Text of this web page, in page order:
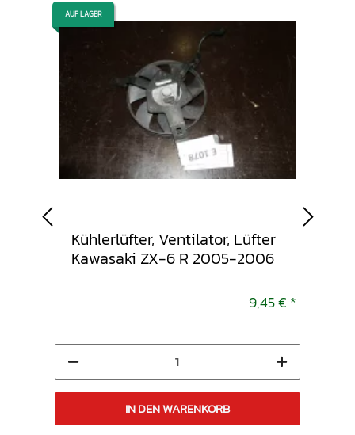
AUF LAGER
Kühlerlüfter, Ventilator, Lüfter
Kawasaki ZX-6 R 2005-2006
9,45 € *
IN DEN WARENKORB